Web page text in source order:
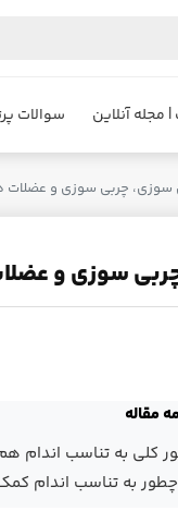
| مجله آنلاین سوالات
سوزی، چربی سوزی و عضلات
سوزی و
مقاله
کلی به تناسب اندام
به تناسب اندام